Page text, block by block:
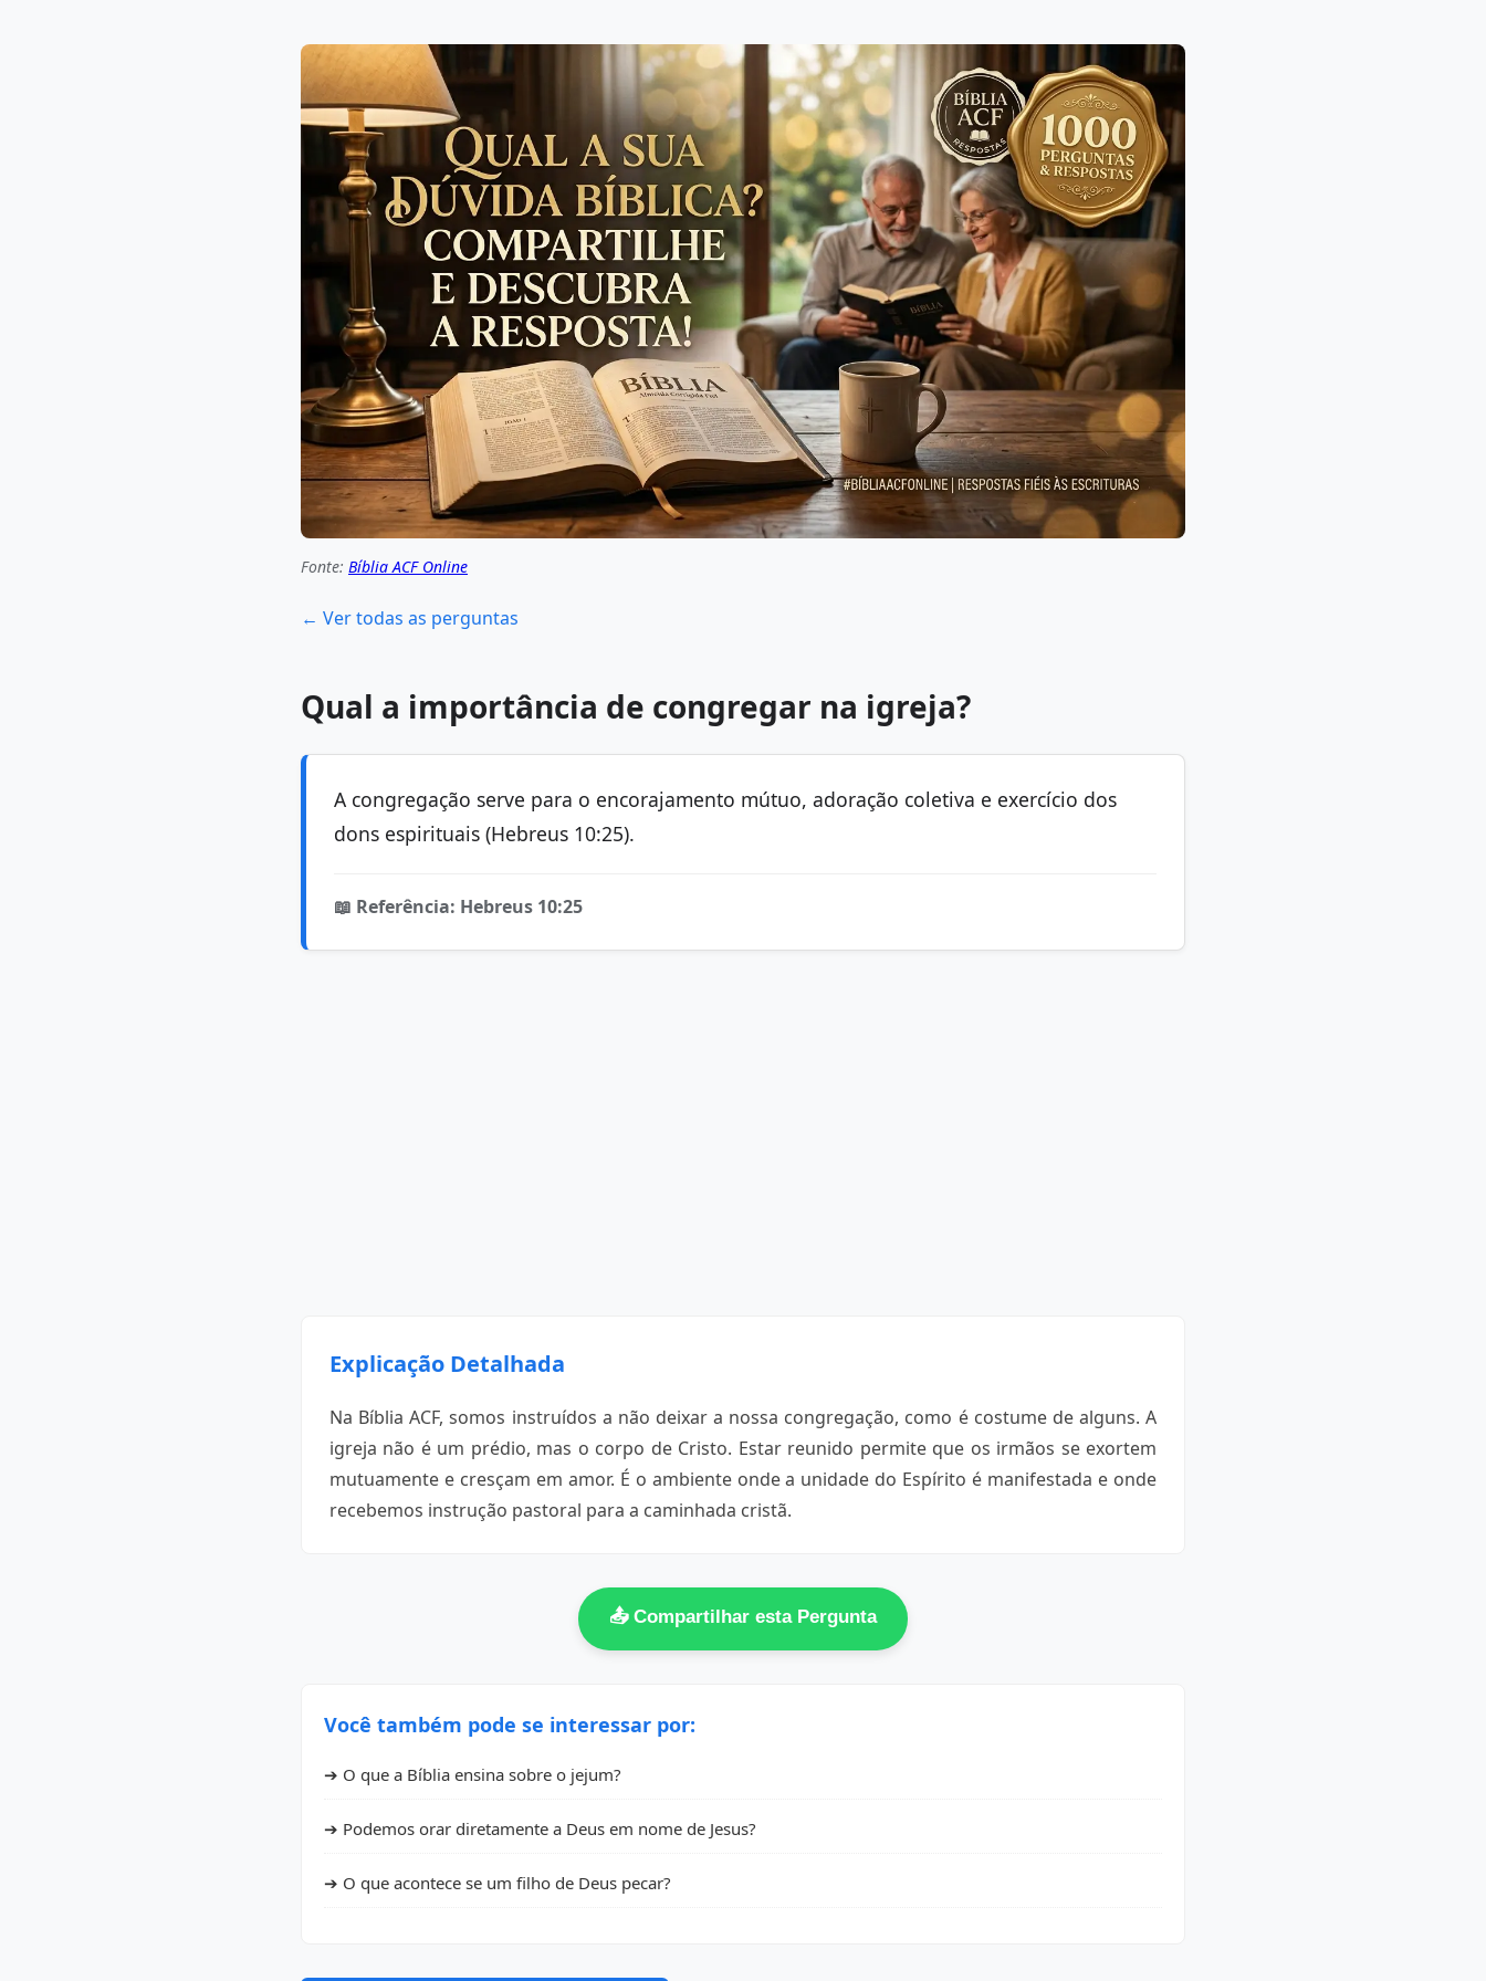
Fonte: Bíblia ACF Online
← Ver todas as perguntas
Qual a importância de congregar na igreja?
A congregação serve para o encorajamento mútuo, adoração coletiva e exercício dos
dons espirituais (Hebreus 10:25).
📖 Referência: Hebreus 10:25
Explicação Detalhada
Na Bíblia ACF, somos instruídos a não deixar a nossa congregação, como é costume de alguns. A
igreja não é um prédio, mas o corpo de Cristo. Estar reunido permite que os irmãos se exortem
mutuamente e cresçam em amor. É o ambiente onde a unidade do Espírito é manifestada e onde
recebemos instrução pastoral para a caminhada cristã.
📤 Compartilhar esta Pergunta
Você também pode se interessar por:
➔ O que a Bíblia ensina sobre o jejum?
➔ Podemos orar diretamente a Deus em nome de Jesus?
➔ O que acontece se um filho de Deus pecar?